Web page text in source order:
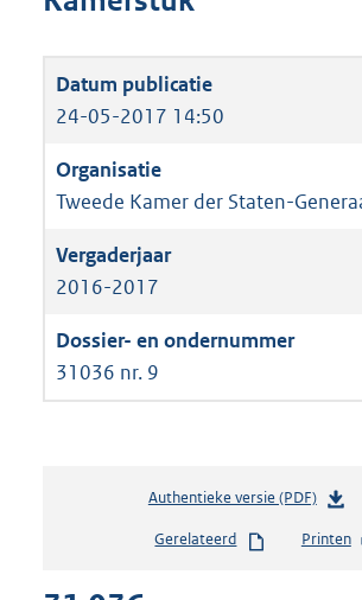
24-05-2017 14:50
Tweede Kamer der Staten-
2016-2017
31036 nr. 9
Authentieke versie (PDF)b
s
Gerelateerd Printen